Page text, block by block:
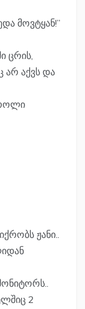
მოვტყან!”
ცრის,
აქვს და
ჟანი..
2